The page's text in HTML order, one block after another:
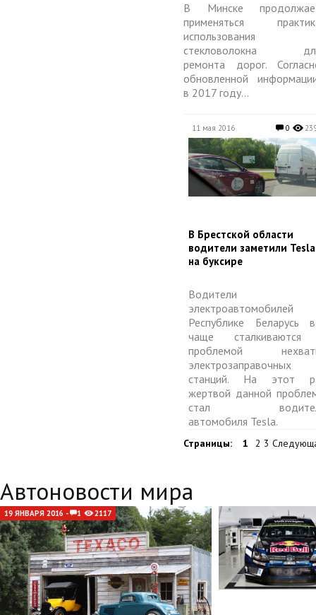
В Минске
применяться
использования
стекловолокна
ремонта дорог.
обновленной
в 2017 году...
11 мая 2016 0
​В Брестской области
водители заметили Tesla
на буксире
Водители
Республике Беларусь
чаще
проблемой
электрозаправочных
станций. На этот
жертвой данной
стал
автомобиля Tesla.
Страницы: 1 2 3
Автоновости мира
19 ЯНВАРЯ 2016 - 1 2117